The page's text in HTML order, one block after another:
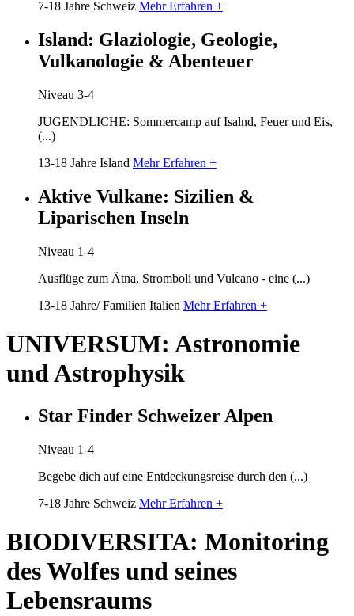
7-18 Jahre Schweiz Mehr Erfahren +
Island: Glaziologie, Geologie,
Vulkanologie & Abenteuer
Niveau 3-4
JUGENDLICHE: Sommercamp auf Isalnd, Feuer und Eis,
(...)
13-18 Jahre Island Mehr Erfahren +
Aktive Vulkane: Sizilien &
Liparischen Inseln
Niveau 1-4
Ausflüge zum Ätna, Stromboli und Vulcano - eine (...)
13-18 Jahre/ Familien Italien Mehr Erfahren +
UNIVERSUM: Astronomie
und Astrophysik
Star Finder Schweizer Alpen
Niveau 1-4
Begebe dich auf eine Entdeckungsreise durch den (...)
7-18 Jahre Schweiz Mehr Erfahren +
BIODIVERSITA: Monitoring
des Wolfes und seines
Lebensraums